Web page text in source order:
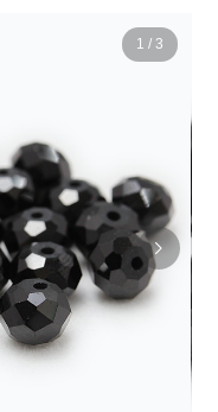
1 / 3